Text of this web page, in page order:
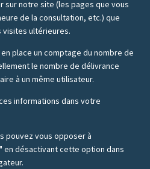
sur notre site (les pages que vous
de la consultation, etc.) que
visites ultérieures.
place un comptage du nombre de
le nombre de délivrance
à un même utilisateur.
informations dans votre
pouvez vous opposer à
désactivant cette option dans